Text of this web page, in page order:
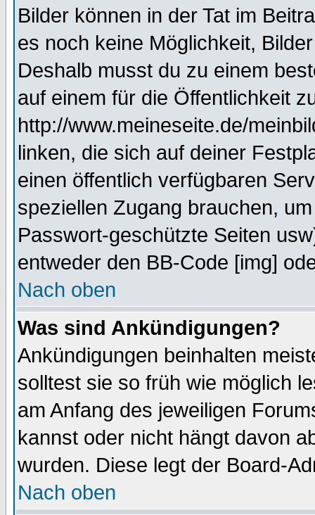
Bilder können in der Tat im
es noch keine Möglichkeit,
Deshalb musst du zu einem
auf einem für die Öffentlichkeit
http://www.meineseite.de/
linken, die sich auf deiner
einen öffentlich verfügbaren
speziellen Zugang brauchen,
Passwort-geschützte Seiten
entweder den BB-Code [img]
Nach oben
Was sind Ankündigungen?
Ankündigungen beinhalten
solltest sie so früh wie möglich
am Anfang des jeweiligen
kannst oder nicht hängt davon
wurden. Diese legt der Board-
Nach oben